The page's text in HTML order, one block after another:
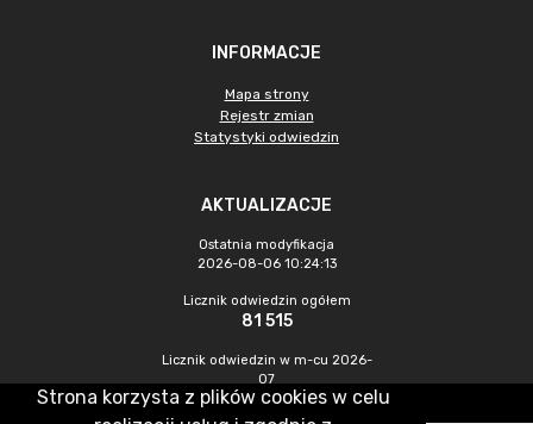
INFORMACJE
Mapa strony
Rejestr zmian
Statystyki odwiedzin
AKTUALIZACJE
Ostatnia modyfikacja
2026-08-06 10:24:13
Licznik odwiedzin ogółem
81 515
Licznik odwiedzin w m-cu 2026-
07
1 293
Strona korzysta z plików cookies w celu